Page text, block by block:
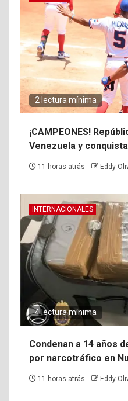
2 lectura mínima
¡CAMPEONES!
Venezuela y
11 horas atrás Eddy
INTERNACIONALES
4 lectura mínima
Condenan a 14 años
por narcotráfico en
11 horas atrás Eddy